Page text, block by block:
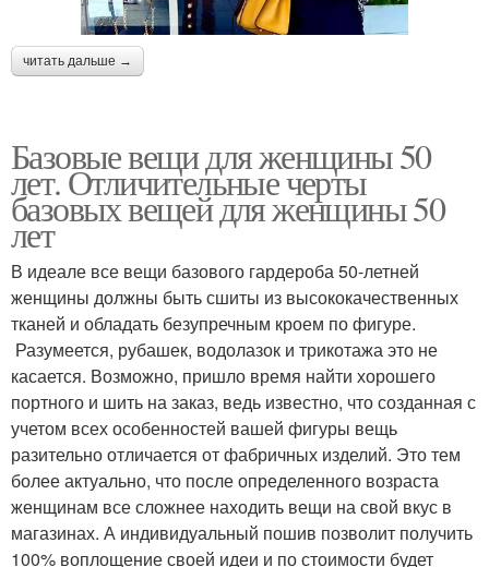
читать дальше →
Базовые вещи для женщины 50
лет. Отличительные черты
базовых вещей для женщины 50
лет
В идеале все вещи базового гардероба 50-летней
женщины должны быть сшиты из высококачественных
тканей и обладать безупречным кроем по фигуре.
Разумеется, рубашек, водолазок и трикотажа это не
касается. Возможно, пришло время найти хорошего
портного и шить на заказ, ведь известно, что созданная с
учетом всех особенностей вашей фигуры вещь
разительно отличается от фабричных изделий. Это тем
более актуально, что после определенного возраста
женщинам все сложнее находить вещи на свой вкус в
магазинах. А индивидуальный пошив позволит получить
100% воплощение своей идеи и по стоимости будет